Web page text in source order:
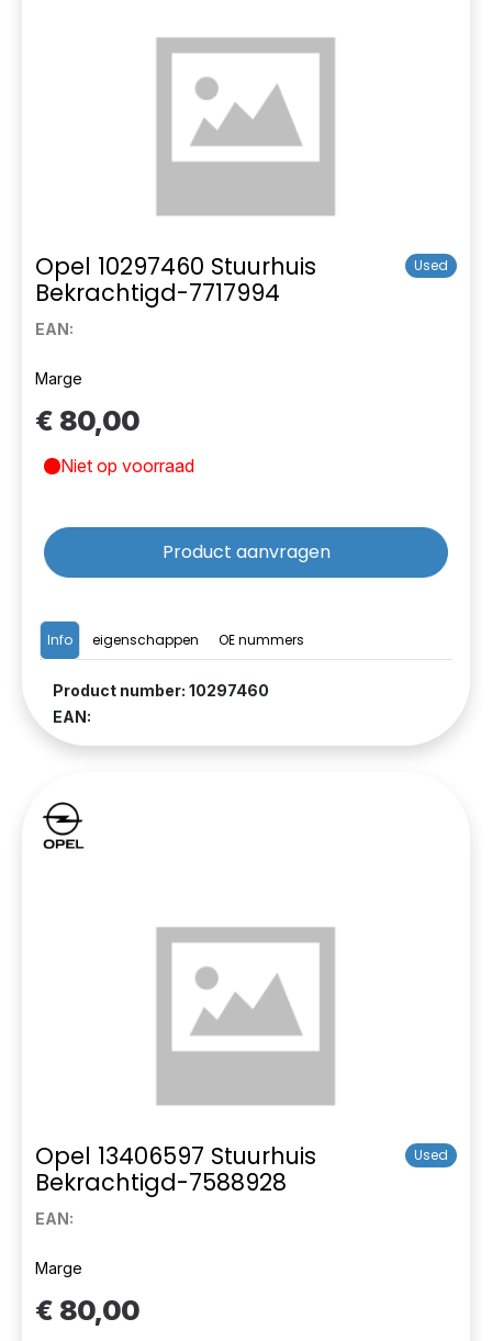
Opel 10297460 Stuurhuis
Bekrachtigd-7717994
Used
EAN:
Info eigenschappen OE nummers
Product number: 10297460
EAN:
Marge
€ 80,00
Niet op voorraad
Product aanvragen
Opel 13406597 Stuurhuis
Bekrachtigd-7588928
Used
EAN:
Marge
€ 80,00